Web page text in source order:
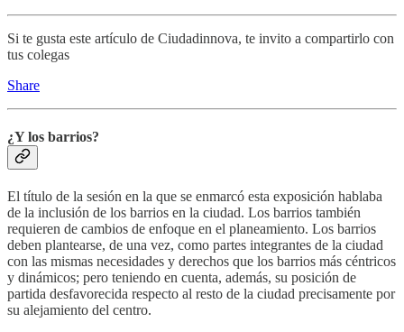
Si te gusta este artículo de Ciudadinnova, te invito a compartirlo con
tus colegas
Share
¿Y los barrios?
El título de la sesión en la que se enmarcó esta exposición hablaba
de la inclusión de los barrios en la ciudad. Los barrios también
requieren de cambios de enfoque en el planeamiento. Los barrios
deben plantearse, de una vez, como partes integrantes de la ciudad
con las mismas necesidades y derechos que los barrios más céntricos
y dinámicos; pero teniendo en cuenta, además, su posición de
partida desfavorecida respecto al resto de la ciudad precisamente por
su alejamiento del centro.